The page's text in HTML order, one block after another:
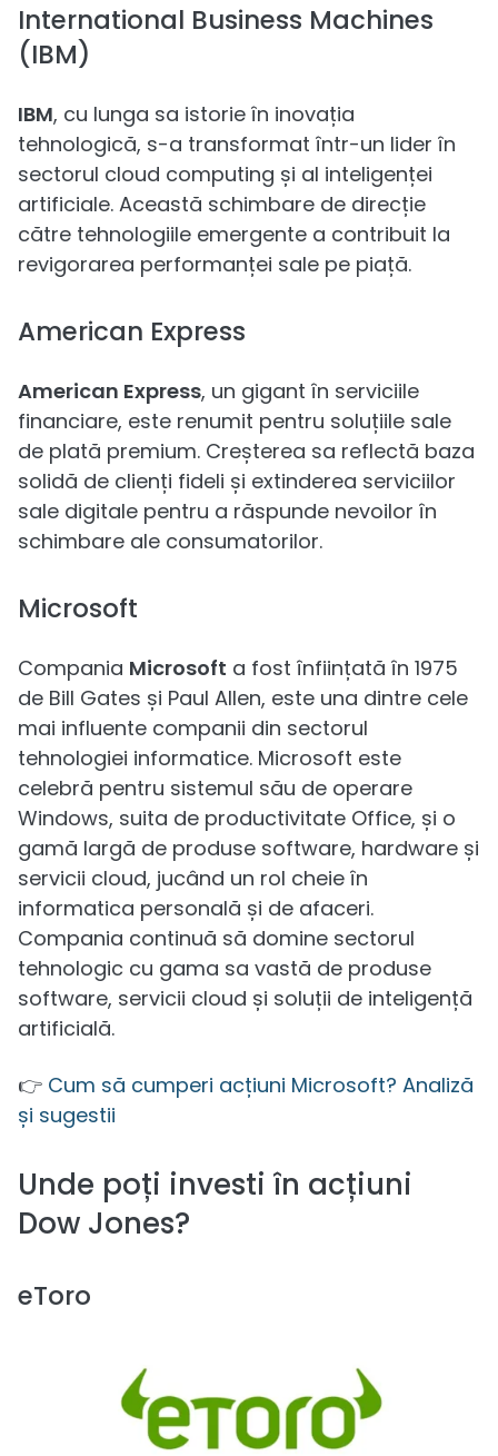
International Business Machines
(IBM)
IBM, cu lunga sa istorie în inovația
tehnologică, s-a transformat într-un lider în
sectorul cloud computing și al inteligenței
artificiale. Această schimbare de direcție
către tehnologiile emergente a contribuit la
revigorarea performanței sale pe piață.
American Express
American Express, un gigant în serviciile
financiare, este renumit pentru soluțiile sale
de plată premium. Creșterea sa reflectă baza
solidă de clienți fideli și extinderea serviciilor
sale digitale pentru a răspunde nevoilor în
schimbare ale consumatorilor.
Microsoft
Compania Microsoft a fost înființată în 1975
de Bill Gates și Paul Allen, este una dintre cele
mai influente companii din sectorul
tehnologiei informatice. Microsoft este
celebră pentru sistemul său de operare
Windows, suita de productivitate Office, și o
gamă largă de produse software, hardware și
servicii cloud, jucând un rol cheie în
informatica personală și de afaceri.
Compania continuă să domine sectorul
tehnologic cu gama sa vastă de produse
software, servicii cloud și soluții de inteligență
artificială.
👉 Cum să cumperi acțiuni Microsoft? Analiză
și sugestii
Unde poți investi în acțiuni
Dow Jones?
eToro